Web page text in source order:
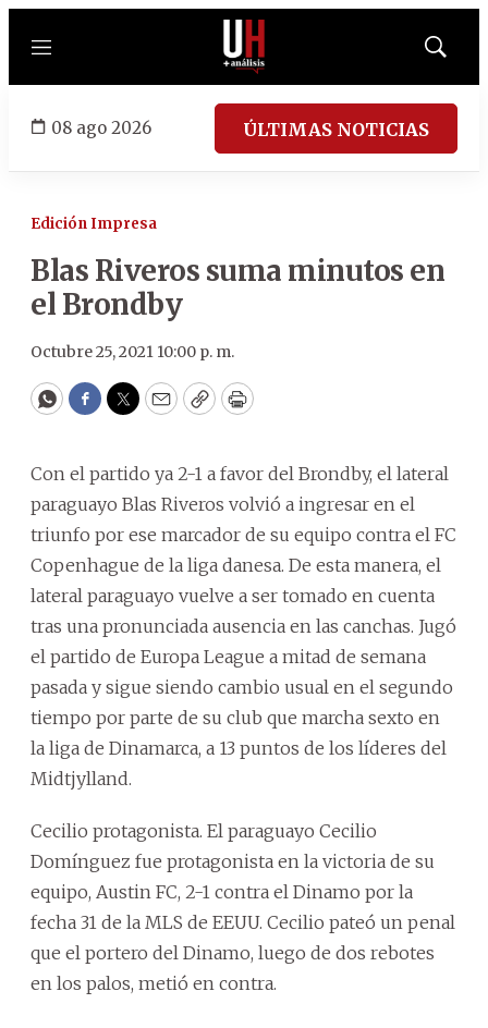
Menú
Mostrar
08 ago 2026 ÚLTIMAS NOTICIAS
Edición Impresa
Blas Riveros suma minutos en
el Brondby
Octubre 25, 2021 10:00 p. m.
WhatsApp
Facebook
Twitter
EmailCopyPrint
Con el partido ya 2-1 a favor del Brondby, el lateral
paraguayo Blas Riveros volvió a ingresar en el
triunfo por ese marcador de su equipo contra el FC
Copenhague de la liga danesa. De esta manera, el
lateral paraguayo vuelve a ser tomado en cuenta
tras una pronunciada ausencia en las canchas. Jugó
el partido de Europa League a mitad de semana
pasada y sigue siendo cambio usual en el segundo
tiempo por parte de su club que marcha sexto en
la liga de Dinamarca, a 13 puntos de los líderes del
Midtjylland.
Cecilio protagonista. El paraguayo Cecilio
Domínguez fue protagonista en la victoria de su
equipo, Austin FC, 2-1 contra el Dinamo por la
fecha 31 de la MLS de EEUU. Cecilio pateó un penal
que el portero del Dinamo, luego de dos rebotes
en los palos, metió en contra.